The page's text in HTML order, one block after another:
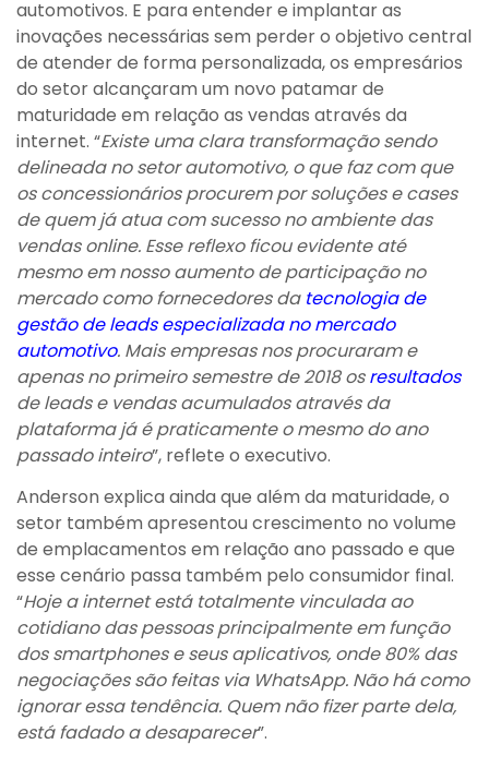
automotivos. E para entender e implantar as
inovações necessárias sem perder o objetivo central
de atender de forma personalizada, os empresários
do setor alcançaram um novo patamar de
maturidade em relação as vendas através da
internet. “Existe uma clara transformação sendo
delineada no setor automotivo, o que faz com que
os concessionários procurem por soluções e cases
de quem já atua com sucesso no ambiente das
vendas online. Esse reflexo ficou evidente até
mesmo em nosso aumento de participação no
mercado como fornecedores da tecnologia de
gestão de leads especializada no mercado
automotivo. Mais empresas nos procuraram e
apenas no primeiro semestre de 2018 osresultados
de leads e vendas acumulados através da
plataforma já é praticamente o mesmo do ano
passado inteiro”, reflete o executivo.
Anderson explica ainda que além da maturidade, o
setor também apresentou crescimento no volume
de emplacamentos em relação ano passado e que
esse cenário passa também pelo consumidor final.
“Hoje a internet está totalmente vinculada ao
cotidiano das pessoas principalmente em função
dos smartphones e seus aplicativos, onde 80% das
negociações são feitas via WhatsApp. Não há como
ignorar essa tendência. Quem não fizer parte dela,
está fadado a desaparecer”.